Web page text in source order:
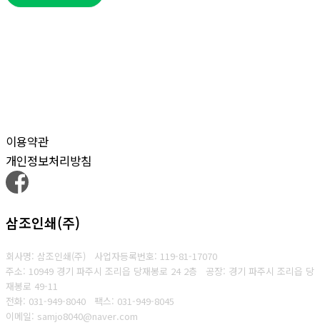
이용약관
개인정보처리방침
삼조인쇄(주)
회사명: 삼조인쇄(주) 사업자등록번호: 119-81-17070
주소: 10949 경기 파주시 조리읍 당재봉로 24 2층 공장: 경기 파주시 조리읍 당
재봉로 49-11
전화: 031-949-8040
팩스: 031-949-8045
이메일: samjo8040@naver.com